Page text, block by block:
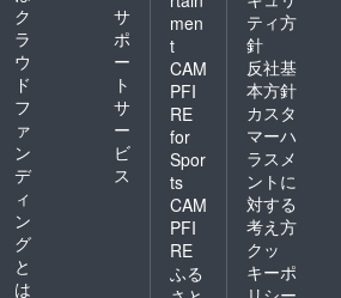
ク
ラ
ウ
ド
フ
ァ
ン
デ
ィ
ン
グ
と
は
サ
ポ
ー
ト
サ
ー
ビ
ス
men
t
CAM
PFI
RE
for
Spor
ts
CAM
PFI
RE
ふる
ティ方
針
反社基
本方針
カスタ
マーハ
ラスメ
ントに
対する
考え方
クッ
キーポ